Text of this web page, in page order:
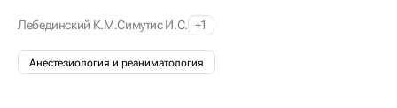
Лебединский К.М.Симутис И.С. +1
Анестезиология и реаниматология